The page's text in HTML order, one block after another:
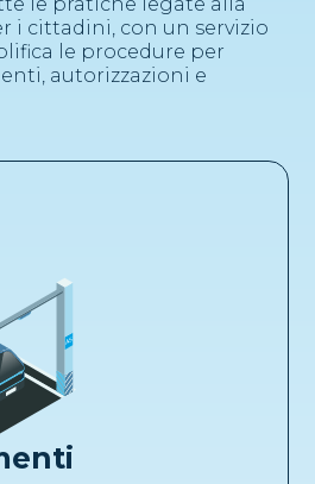
i cittadini, con un servizio
le procedure per
autorizzazioni e